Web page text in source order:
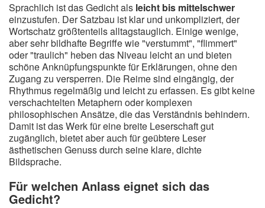
Sprachlich ist das Gedicht als leicht bis mittelschwer
einzustufen. Der Satzbau ist klar und unkompliziert, der
Wortschatz größtenteils alltagstauglich. Einige wenige,
aber sehr bildhafte Begriffe wie "verstummt", "flimmert"
oder "traulich" heben das Niveau leicht an und bieten
schöne Anknüpfungspunkte für Erklärungen, ohne den
Zugang zu versperren. Die Reime sind eingängig, der
Rhythmus regelmäßig und leicht zu erfassen. Es gibt keine
verschachtelten Metaphern oder komplexen
philosophischen Ansätze, die das Verständnis behindern.
Damit ist das Werk für eine breite Leserschaft gut
zugänglich, bietet aber auch für geübtere Leser
ästhetischen Genuss durch seine klare, dichte
Bildsprache.
Für welchen Anlass eignet sich das
Gedicht?